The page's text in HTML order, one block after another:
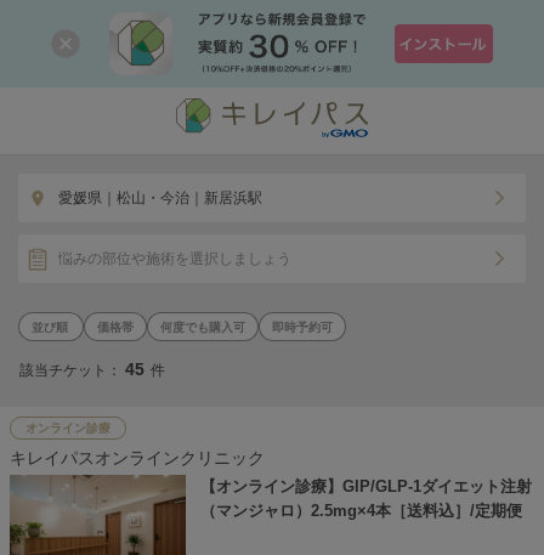
愛媛県｜松山・今治｜新居浜駅
悩みの部位や施術を選択しましょう
価格帯 何度でも購入可 即時予約可
該当チケット： 45 件
オンライン診療
キレイパスオンラインクリニック
【オンライン診療】GIP/GLP-1ダイエット注射
（マンジャロ）2.5mg×4本［送料込］/定期便